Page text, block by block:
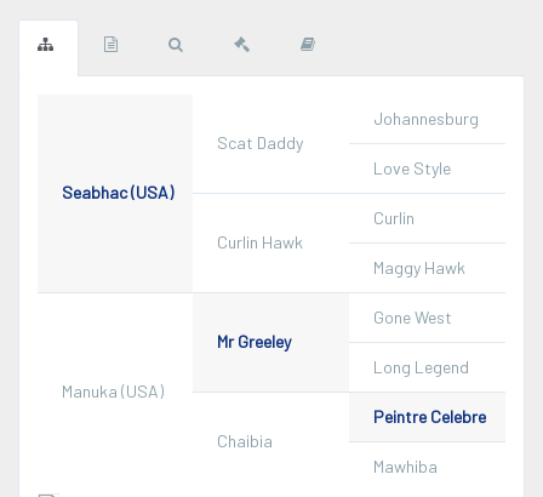
Seabhac (USA)
Scat Daddy
Johannesburg
Love Style
Curlin Hawk
Curlin
Maggy Hawk
Manuka (USA)
Mr Greeley
Gone West
Long Legend
Chaibia
Peintre Celebre
Mawhiba